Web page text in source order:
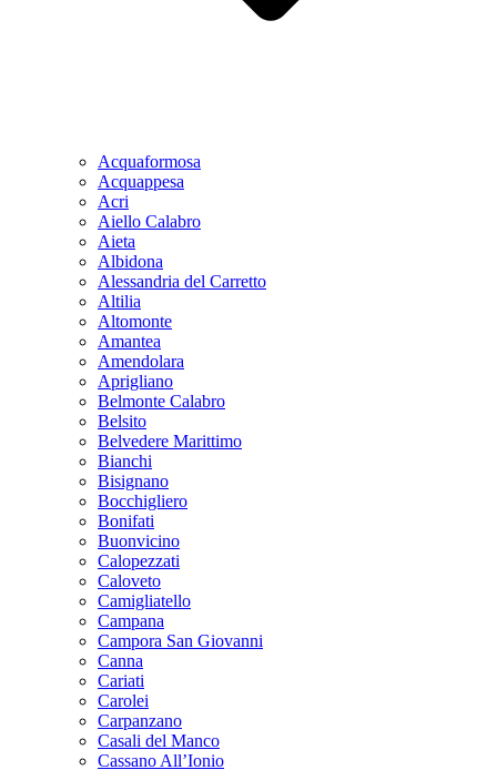
Acquaformosa
Acquappesa
Acri
Aiello Calabro
Aieta
Albidona
Alessandria del Carretto
Altilia
Altomonte
Amantea
Amendolara
Aprigliano
Belmonte Calabro
Belsito
Belvedere Marittimo
Bianchi
Bisignano
Bocchigliero
Bonifati
Buonvicino
Calopezzati
Caloveto
Camigliatello
Campana
Campora San Giovanni
Canna
Cariati
Carolei
Carpanzano
Casali del Manco
Cassano All’Ionio